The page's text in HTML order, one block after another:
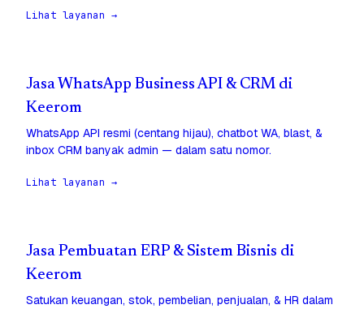
Lihat layanan →
Jasa WhatsApp Business API & CRM di
Keerom
WhatsApp API resmi (centang hijau), chatbot WA, blast, &
inbox CRM banyak admin — dalam satu nomor.
Lihat layanan →
Jasa Pembuatan ERP & Sistem Bisnis di
Keerom
Satukan keuangan, stok, pembelian, penjualan, & HR dalam